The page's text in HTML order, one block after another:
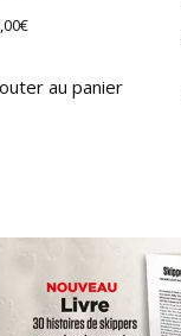
€
au panier